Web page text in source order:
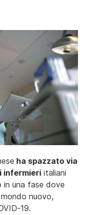
ha spazzato via
infermieri italiani
una fase dove
nuovo,
19.